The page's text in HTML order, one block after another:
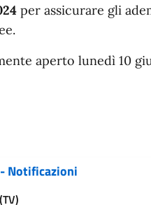
per assicurare gli
aperto lunedì 10
Notificazioni